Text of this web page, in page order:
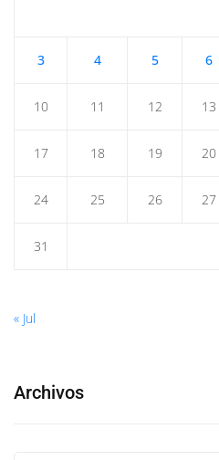
3 4 5 6
10 11 12 13
17 18 19 20
24 25 26 27
31
« Jul
Archivos